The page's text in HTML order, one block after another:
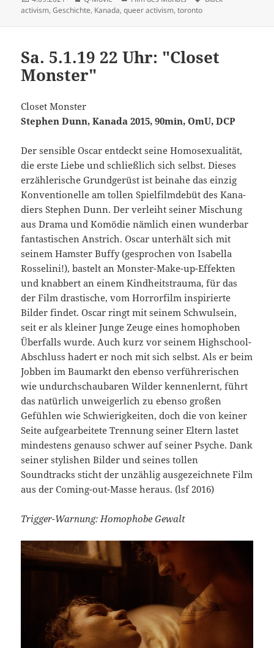
am
activism,Geschichte, Kanada,queer activism,toronto
Sa. 5.1.19 22 Uhr: "Closet
Monster"
Closet Monster
Stephen Dunn, Kanada 2015, 90min, OmU, DCP
Der sensible Oscar entdeckt seine Homosexualität,
die erste Liebe und schließlich sich selbst. Dieses
erzäh­le­rische Grundgerüst ist beinahe das einzig
Konventionelle am tollen Spiel­film­debüt des Kana­
diers Stephen Dunn. Der verleiht seiner Mischung
aus Drama und Komödie nämlich einen wunderbar
fantasti­schen Anstrich. Oscar unterhält sich mit
seinem Hamster Buffy (gesprochen von Isabella
Rosselini!), bastelt an Monster-Make-up-Effekten
und knabbert an einem Kindheitstrauma, für das
der Film drastische, vom Horrorfilm inspirierte
Bilder findet. Oscar ringt mit seinem Schwulsein,
seit er als kleiner Junge Zeuge eines homophoben
Überfalls wurde. Auch kurz vor seinem Highschool-
Abschluss hadert er noch mit sich selbst. Als er beim
Jobben im Baumarkt den ebenso verführerischen
wie undurchschaubaren Wilder kennenlernt, führt
das natürlich unweigerlich zu ebenso großen
Gefühlen wie Schwierigkeiten, doch die von keiner
Seite aufgearbeitete Trennung seiner Eltern lastet
mindestens genauso schwer auf seiner Psyche. Dank
seiner stylishen Bilder und seines tollen
Soundtracks sticht der unzählig ausgezeichnete Film
aus der Coming-out-Masse heraus. (lsf 2016)
Trigger-Warnung: Homophobe Gewalt